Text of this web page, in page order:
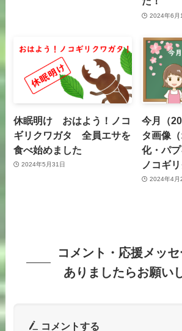
2024年6月
休眠明け おはよう！ノコ
ギリクワガタ 全員エサを
食べ始めました
2024年5月31日
今月（
タ画像
化・パ
ノコギ
2024年4月
コメント・応援メッ
ありましたらお願い
コメントする